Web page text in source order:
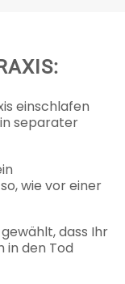
einschlafen
separater
wie vor einer
dass Ihr
in den Tod